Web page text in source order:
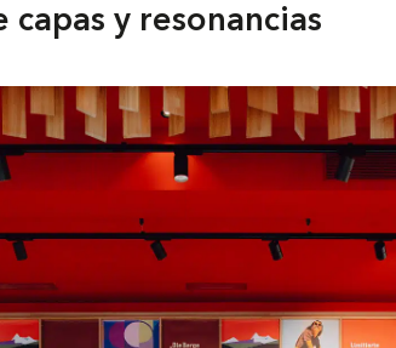
y resonancias